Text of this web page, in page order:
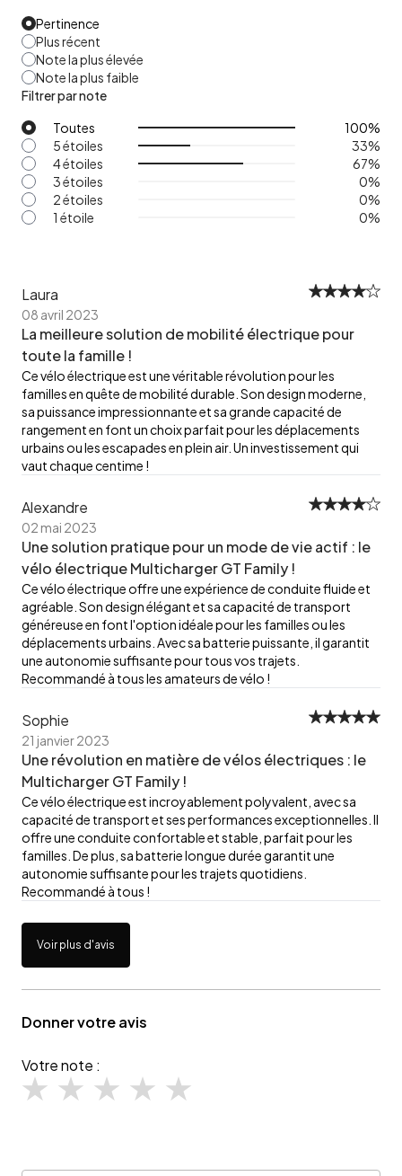
Pertinence
Plus récent
Note la plus élevée
Note la plus faible
Filtrer par note
Toutes
100%
5 étoiles
33%
4 étoiles
67%
3 étoiles
0%
2 étoiles
0%
1 étoile
0%
Laura
08 avril 2023
La meilleure solution de mobilité électrique pour
toute la famille !
Ce vélo électrique est une véritable révolution pour les
familles en quête de mobilité durable. Son design moderne,
sa puissance impressionnante et sa grande capacité de
rangement en font un choix parfait pour les déplacements
urbains ou les escapades en plein air. Un investissement qui
vaut chaque centime !
Alexandre
02 mai 2023
Une solution pratique pour un mode de vie actif : le
vélo électrique Multicharger GT Family !
Ce vélo électrique offre une expérience de conduite fluide et
agréable. Son design élégant et sa capacité de transport
généreuse en font l'option idéale pour les familles ou les
déplacements urbains. Avec sa batterie puissante, il garantit
une autonomie suffisante pour tous vos trajets.
Recommandé à tous les amateurs de vélo !
Sophie
21 janvier 2023
Une révolution en matière de vélos électriques : le
Multicharger GT Family !
Ce vélo électrique est incroyablement polyvalent, avec sa
capacité de transport et ses performances exceptionnelles. Il
offre une conduite confortable et stable, parfait pour les
familles. De plus, sa batterie longue durée garantit une
autonomie suffisante pour les trajets quotidiens.
Recommandé à tous !
Voir plus d'avis
Donner votre avis
Votre note :